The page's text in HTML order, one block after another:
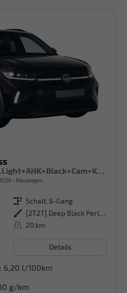
R-Line 115PS Navi+IQ.Light+AHK+Black+Cam+Keyless+GV5+Side+Climatronic
Neuwagen
Getriebe Schalt. 6-Gang
Außenfarbe
[2T2T] Deep Black Perleffekt
Kilometerstand 20 km
Details
6,20 l/100km
g/km